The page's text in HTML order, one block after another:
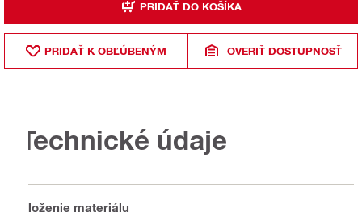
PRIDAŤ DO KOŠÍKA
PRIDAŤ K OBĽÚBENÝM OVERIŤ DOSTUPNOSŤ
Technické údaje
Zloženie materiálu